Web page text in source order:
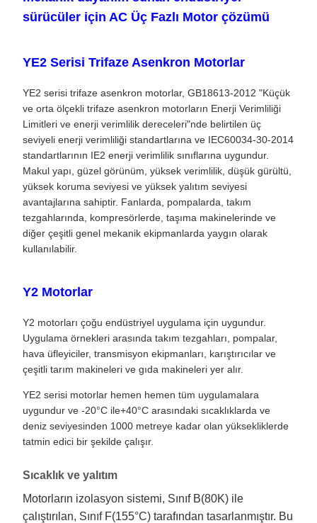
sürücüler için AC Üç Fazlı Motor çözümü
YE2 Serisi Trifaze Asenkron Motorlar
YE2 serisi trifaze asenkron motorlar, GB18613-2012 "Küçük
ve orta ölçekli trifaze asenkron motorların Enerji Verimliliği
Limitleri ve enerji verimlilik dereceleri"nde belirtilen üç
seviyeli enerji verimliliği standartlarına ve IEC60034-30-2014
standartlarının IE2 enerji verimlilik sınıflarına uygundur.
Makul yapı, güzel görünüm, yüksek verimlilik, düşük gürültü,
yüksek koruma seviyesi ve yüksek yalıtım seviyesi
avantajlarına sahiptir. Fanlarda, pompalarda, takım
tezgahlarında, kompresörlerde, taşıma makinelerinde ve
diğer çeşitli genel mekanik ekipmanlarda yaygın olarak
kullanılabilir.
Y2 Motorlar
Y2 motorları çoğu endüstriyel uygulama için uygundur.
Uygulama örnekleri arasında takım tezgahları, pompalar,
hava üfleyiciler, transmisyon ekipmanları, karıştırıcılar ve
çeşitli tarım makineleri ve gıda makineleri yer alır.
YE2 serisi motorlar hemen hemen tüm uygulamalara
uygundur ve -20°C ile+40°C arasındaki sıcaklıklarda ve
deniz seviyesinden 1000 metreye kadar olan yüksekliklerde
tatmin edici bir şekilde çalışır.
Sıcaklık ve yalıtım
Motorların izolasyon sistemi, Sınıf B(80K) ile
çalıştırılan, Sınıf F(155°C) tarafından tasarlanmıştır. Bu